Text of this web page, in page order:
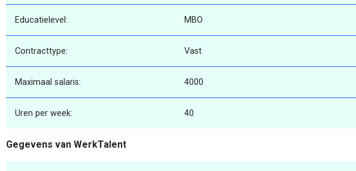
Educatielevel: MBO
Contracttype: Vast
Maximaal salaris: 4000
Uren per week: 40
Gegevens van WerkTalent